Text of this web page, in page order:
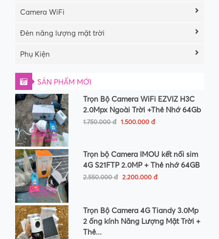
Camera WiFi
Đèn năng lượng mặt trời
Phụ Kiện
SẢN PHẨM MỚI
Trọn Bộ Camera WiFi EZVIZ H3C
2.0Mpx Ngoài Trời +Thẻ Nhớ 64Gb
1.750.000 đ 1.500.000 đ
Trọn bộ Camera IMOU kết nối sim
4G S21FTP 2.0MP + Thẻ nhớ 64GB
2.550.000 đ 2.200.000 đ
Trọn Bộ Camera 4G Tiandy 3.0Mp
2 ống kính Năng Lượng Mặt Trời +
Thẻ...